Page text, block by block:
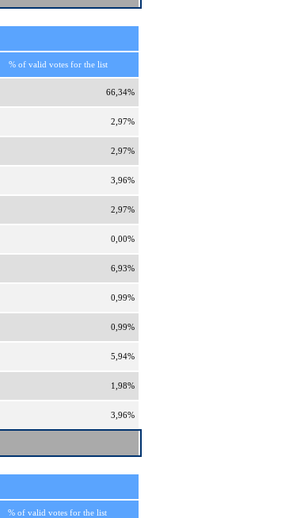
% of valid votes for the list
66,34%
2,97%
2,97%
3,96%
2,97%
0,00%
6,93%
0,99%
0,99%
5,94%
1,98%
3,96%
% of valid votes for the list